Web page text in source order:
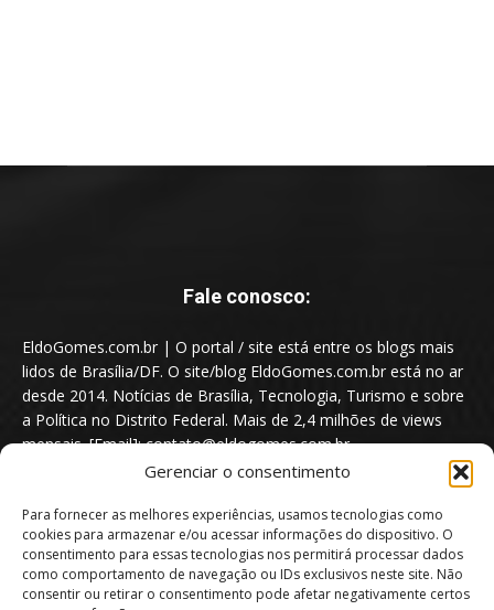
Gerenciar o consentimento
Para fornecer as melhores experiências, usamos tecnologias como
cookies para armazenar e/ou acessar informações do dispositivo. O
consentimento para essas tecnologias nos permitirá processar dados
como comportamento de navegação ou IDs exclusivos neste site. Não
consentir ou retirar o consentimento pode afetar negativamente certos
Fale conosco:
EldoGomes.com.br | O portal / site está entre os blogs mais
lidos de Brasília/DF. O site/blog EldoGomes.com.br está no ar
desde 2014. Notícias de Brasília, Tecnologia, Turismo e sobre
a Política no Distrito Federal. Mais de 2,4 milhões de views
mensais. [Email]: contato@eldogomes.com.br